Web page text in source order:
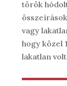
török
vagy
hogy közel
lakatlan